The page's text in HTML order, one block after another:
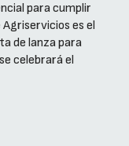
para cumplir
es el
de lanza para
celebrará el